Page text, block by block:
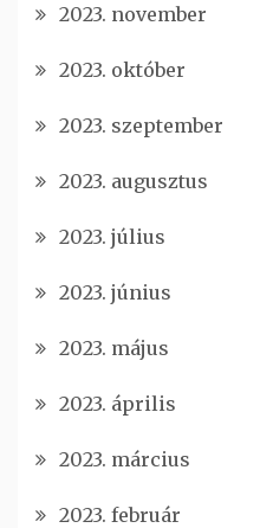
2023. november
2023. október
2023. szeptember
2023. augusztus
2023. július
2023. június
2023. május
2023. április
2023. március
2023. február